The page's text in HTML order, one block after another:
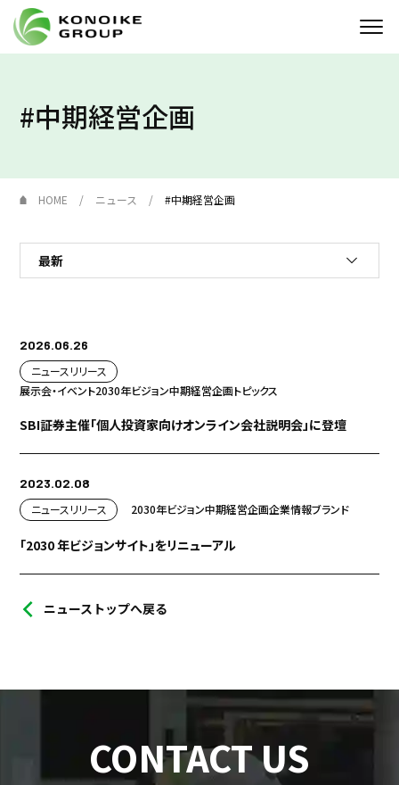
サステナビリティ
KONOIKEジャーナル
プロジェクトストーリー
JP
#中期経営企画
HOME ニュース #中期経営企画
2026.06.26
ニュースリリース
展示会・イベント2030年ビジョン中期経営企画トピックス
SBI証券主催「個人投資家向けオンライン会社説明会」に登壇
2023.02.08
ニュースリリース
2030年ビジョン中期経営企画企業情報ブランド
「2030 年ビジョンサイト」をリニューアル
ニューストップへ戻る
CONTACT US